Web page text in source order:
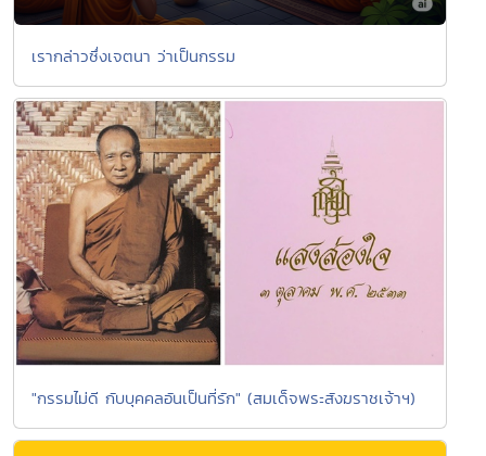
เรากล่าวซึ่งเจตนา ว่าเป็นกรรม
"กรรมไม่ดี กับบุคคลอันเป็นที่รัก" (สมเด็จพระสังฆราชเจ้าฯ)